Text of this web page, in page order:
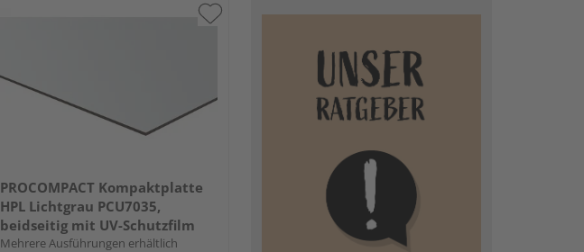
PROCOMPACT Kompaktplatte
HPL Lichtgrau PCU7035,
beidseitig mit UV-Schutzfilm
Mehrere Ausführungen erhältlich